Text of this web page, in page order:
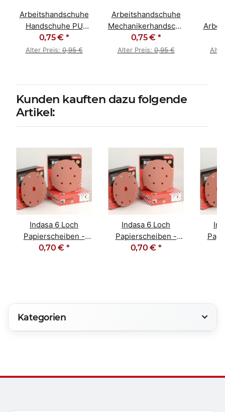
Arbeitshandschuhe
Handschuhe PU
beschichtet grau
0,75 € *
Alter Preis:0,95 €
Arbeitshandschuhe
Mechanikerhandschuhe
PU weiß
0,75 € *
Alter Preis:0,95 €
Kunden kauften dazu folgende
Artikel:
Indasa 6 Loch
Papierscheiben -
RED LINE, Körnung
0,70 € *
Indasa 6 Loch
Papierscheiben -
RED LINE, Körnung
0,70 € *
Kategorien